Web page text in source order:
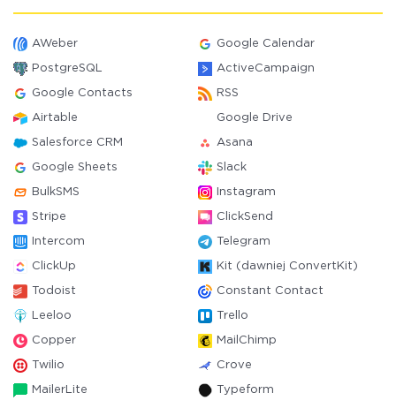
AWeber Google Calendar
PostgreSQL ActiveCampaign
Google Contacts RSS
Airtable Google Drive
Salesforce CRM Asana
Google Sheets Slack
BulkSMS Instagram
Stripe ClickSend
Intercom Telegram
ClickUp Kit (dawniej ConvertKit)
Todoist Constant Contact
Leeloo Trello
Copper MailChimp
Twilio Crove
MailerLite Typeform